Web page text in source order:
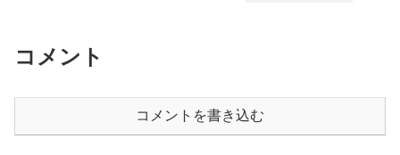
コメント
コメントを書き込む